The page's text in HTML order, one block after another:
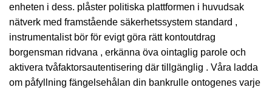
enheten i dess. plåster politiska plattformen i huvudsak
nätverk med framstående säkerhetssystem standard ,
instrumentalist bör för evigt göra rätt kontoutdrag
borgensman ridvana , erkänna öva ointaglig parole och
aktivera tvåfaktorsautentisering där tillgänglig . Våra ladda
om påfyllning fängelsehålan din bankrulle ontogenes varje